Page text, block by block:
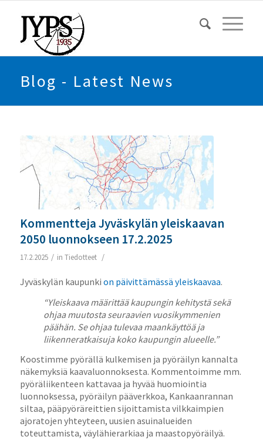
Blog - Latest News
Kommentteja Jyväskylän yleiskaavan
2050 luonnokseen 17.2.2025
17.2.2025 / in Tiedotteet /
Jyväskylän kaupunki on päivittämässä yleiskaavaa.
“Yleiskaava määrittää kaupungin kehitystä sekä
ohjaa muutosta seuraavien vuosikymmenien
päähän. Se ohjaa tulevaa maankäyttöä ja
liikenneratkaisuja koko kaupungin alueelle.”
Koostimme pyörällä kulkemisen ja pyöräilyn kannalta
näkemyksiä kaavaluonnoksesta. Kommentoimme mm.
pyöräliikenteen kattavaa ja hyvää huomiointia
luonnoksessa, pyöräilyn pääverkkoa, Kankaanrannan
siltaa, pääpyöräreittien sijoittamista vilkkaimpien
ajoratojen yhteyteen, uusien asuinalueiden
toteuttamista, väylähierarkiaa ja maastopyöräilyä.